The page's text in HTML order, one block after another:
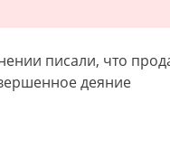
писали, что
деяние